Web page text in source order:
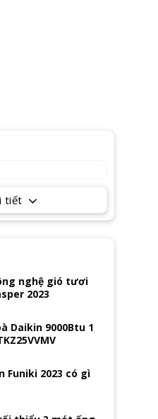
tiết
nghệ gió tươi
2023
Daikin 9000Btu 1
Funiki 2023 có gì